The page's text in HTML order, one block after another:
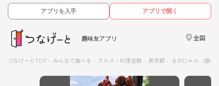
アプリを入手 アプリで開く
趣味友アプリ 全国
つなげーとTOP みんなで食べる グルメ・料理全般 東京都 るかにゃん（猫の